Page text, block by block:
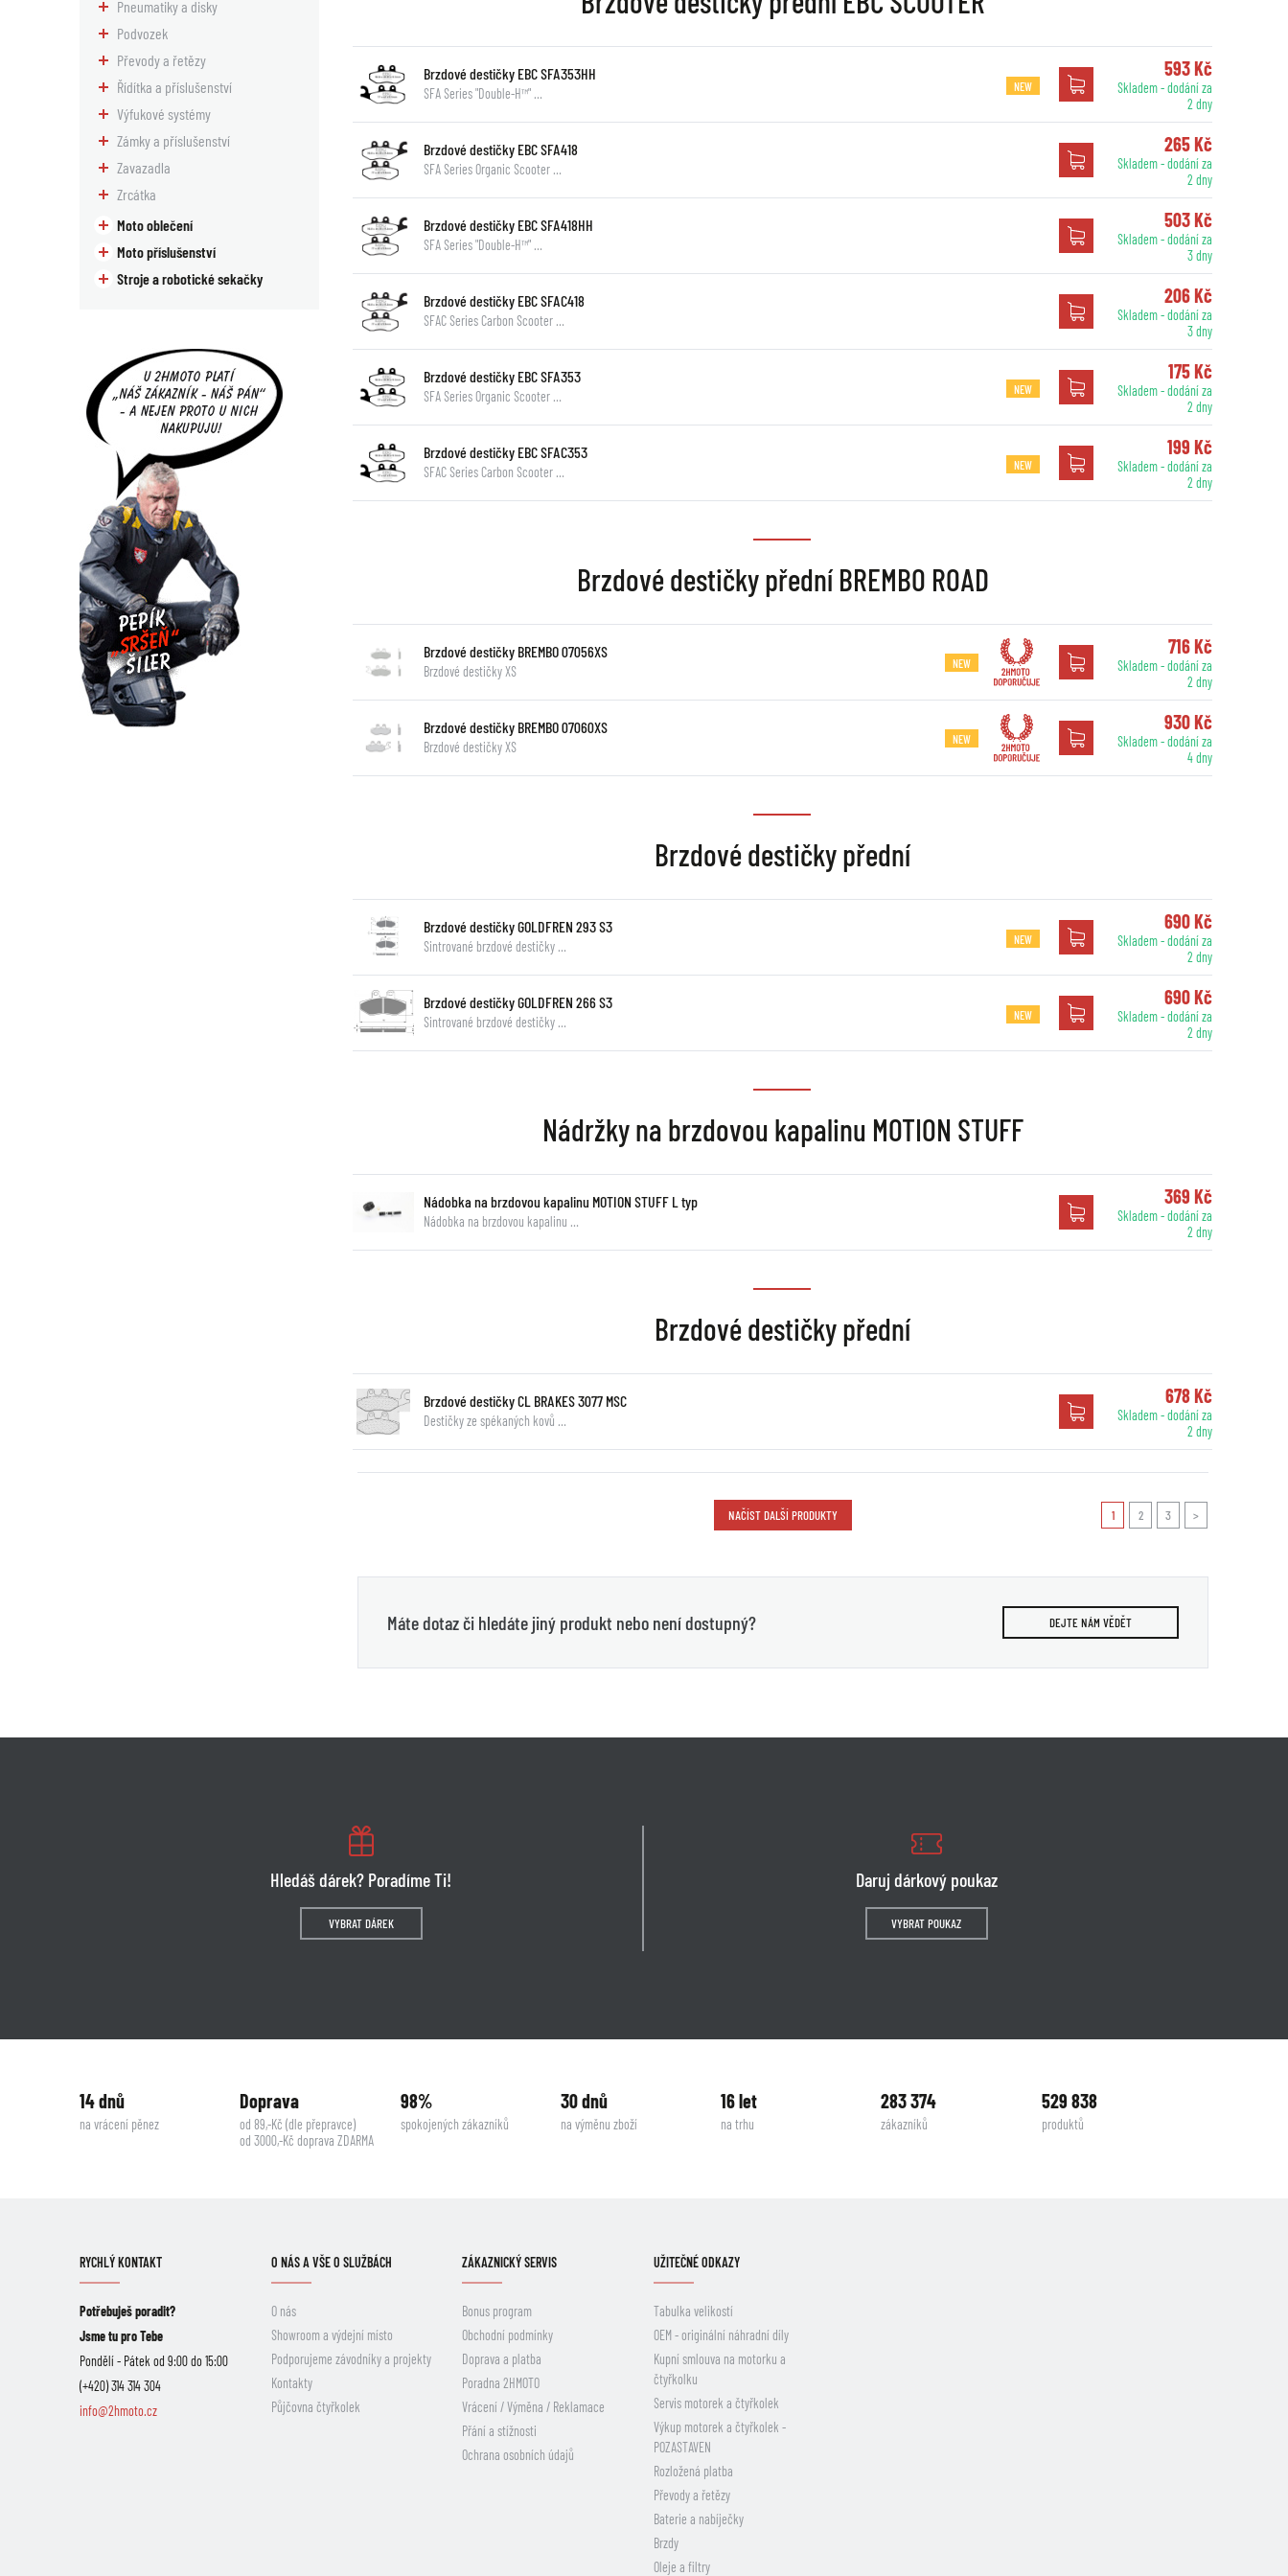
Pneumatiky a disky
Podvozek
Převody a řetězy
Řídítka a příslušenství
Výfukové systémy
Zámky a příslušenství
Zavazadla
Zrcátka
Moto oblečení
Moto příslušenství
Stroje a robotické sekačky
Brzdové destičky EBC SFA353HH
SFA Series "Double-H™" … NEW
593 Kč
Skladem - dodání za
2 dny
Brzdové destičky EBC SFA418
SFA Series Organic Scooter …
265 Kč
Skladem - dodání za
2 dny
Brzdové destičky EBC SFA418HH
SFA Series "Double-H™" …
503 Kč
Skladem - dodání za
3 dny
Brzdové destičky EBC SFAC418
SFAC Series Carbon Scooter …
206 Kč
Skladem - dodání za
3 dny
Brzdové destičky EBC SFA353
SFA Series Organic Scooter … NEW
175 Kč
Skladem - dodání za
2 dny
Brzdové destičky EBC SFAC353
SFAC Series Carbon Scooter … NEW
199 Kč
Skladem - dodání za
2 dny
Brzdové destičky přední BREMBO ROAD
Brzdové destičky BREMBO 07056XS
Brzdové destičky XS NEW
716 Kč
Skladem - dodání za
2 dny
Brzdové destičky BREMBO 07060XS
Brzdové destičky XS NEW
930 Kč
Skladem - dodání za
4 dny
Brzdové destičky přední
Brzdové destičky GOLDFREN 293 S3
Sintrované brzdové destičky … NEW
690 Kč
Skladem - dodání za
2 dny
Brzdové destičky GOLDFREN 266 S3
Sintrované brzdové destičky … NEW
690 Kč
Skladem - dodání za
2 dny
Nádržky na brzdovou kapalinu MOTION STUFF
Nádobka na brzdovou kapalinu MOTION STUFF L typ
Nádobka na brzdovou kapalinu …
369 Kč
Skladem - dodání za
2 dny
Brzdové destičky přední
Brzdové destičky CL BRAKES 3077 MSC
Destičky ze spékaných kovů …
678 Kč
Skladem - dodání za
2 dny
NAČÍST DALŠÍ PRODUKTY 1 2 3 >
Máte dotaz či hledáte jiný produkt nebo není dostupný? DEJTE NÁM VĚDĚT
Hledáš dárek? Poradíme Ti!
VYBRAT DÁREK
Daruj dárkový poukaz
VYBRAT POUKAZ
14 dnů
na vrácení pěnez
Doprava
od 89,-Kč (dle přepravce)
od 3000,-Kč doprava ZDARMA
98%
spokojených zákazníků
30 dnů
na výměnu zboží
16 let
na trhu
283 374
zákazníků
529 838
produktů
RYCHLÝ KONTAKT
Potřebuješ poradit?
Jsme tu pro Tebe
Pondělí - Pátek od 9:00 do 15:00
(+420) 314 314 304
info@2hmoto.cz
O NÁS A VŠE O SLUŽBÁCH
O nás
Showroom a výdejní místo
Podporujeme závodníky a projekty
Kontakty
Půjčovna čtyřkolek
ZÁKAZNICKÝ SERVIS
Bonus program
Obchodní podmínky
Doprava a platba
Poradna 2HMOTO
Vrácení / Výměna / Reklamace
Přání a stížnosti
Ochrana osobních údajů
UŽITEČNÉ ODKAZY
Tabulka velikostí
OEM - originální náhradní díly
Kupní smlouva na motorku a
čtyřkolku
Servis motorek a čtyřkolek
Výkup motorek a čtyřkolek -
POZASTAVEN
Rozložená platba
Převody a řetězy
Baterie a nabíječky
Brzdy
Oleje a filtry